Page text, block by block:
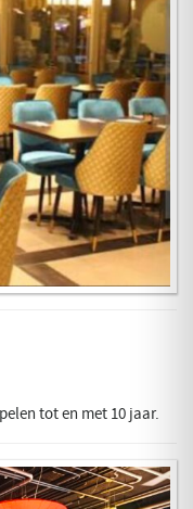
tot en met 10 jaar.